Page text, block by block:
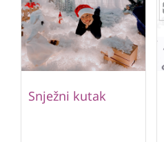
Snježni kutak